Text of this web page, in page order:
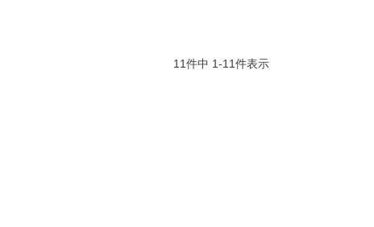
11件中 1-11件表示